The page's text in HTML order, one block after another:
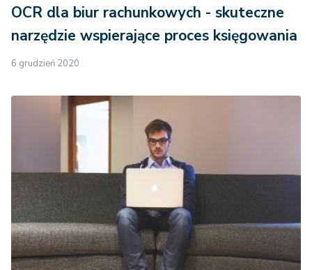
OCR dla biur rachunkowych - skuteczne
narzędzie wspierające proces księgowania
6 grudzień 2020